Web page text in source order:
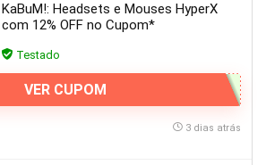
KaBuM!: Headsets e Mouses HyperX
com 12% OFF no Cupom*
Testado
VER CUPOM
3 dias atrás